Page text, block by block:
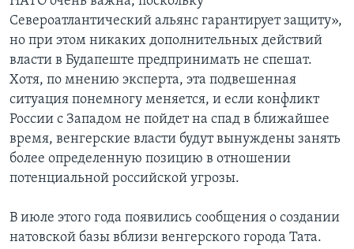
Североатлантический альянс гарантирует защиту»,
но при этом никаких дополнительных действий
власти в Будапеште предпринимать не спешат.
Хотя, по мнению эксперта, эта подвешенная
ситуация понемногу меняется, и если конфликт
России с Западом не пойдет на спад в ближайшее
время, венгерские власти будут вынуждены занять
более определенную позицию в отношении
потенциальной российской угрозы.
В июле этого года появились сообщения о создании
натовской базы вблизи венгерского города Тата.